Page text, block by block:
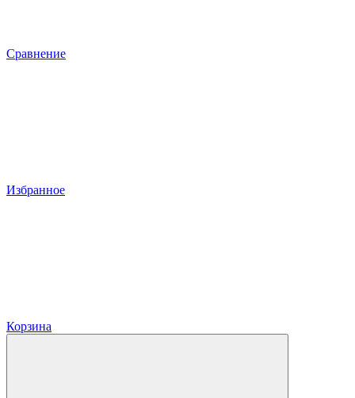
Сравнение
Избранное
Корзина